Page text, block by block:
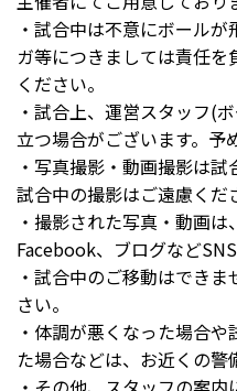
・試合中は不意にボール
ガ等につきましては責任
ください。
・試合上、運営スタッフ(
立つ場合がございます。予
・写真撮影・動画撮影は
試合中の撮影はご遠慮くだ
・撮影された写真・動画
Facebook、ブログなど
・試合中のご移動はでき
さい。
・体調が悪くなった場合
た場合などは、お近くの警